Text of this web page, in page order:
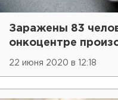
Заражены 83
онкоцентре
22 июня 2020 в 12:18